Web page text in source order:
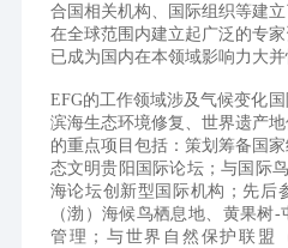
合国相关机构、国际组织等建
在全球范围内建立起广泛的专
已成为国内在本领域影响力大并
EFG的工作领域涉及气候变化
滨海生态环境修复、世界遗产
的重点项目包括：策划筹备国
态文明贵阳国际论坛；与国际
海论坛创新型国际机构；先后
（渤）海候鸟栖息地、黄果树
管理；与世界自然保护联盟